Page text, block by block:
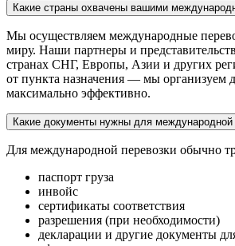
Какие страны охвачены вашими
Мы осуществляем международные
миру. Наши партнеры и
странах СНГ, Европы, Азии и других
от пункта назначения — мы организуем
максимально эффективно.
Какие документы нужны для международной
Для международной перевозки обычно
паспорт груза
инвойс
сертификаты соответствия
разрешения (при необходимости)
декларации и другие документы